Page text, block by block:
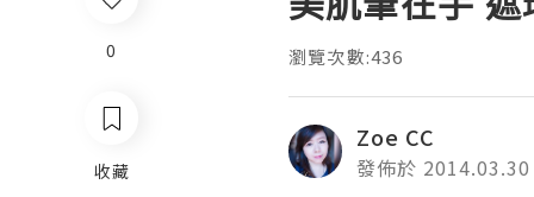
0
收藏
瀏覽次數:436
Zoe CC
發佈於 2014.03.30